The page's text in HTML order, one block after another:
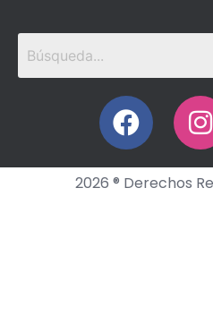
2026 ® Derechos